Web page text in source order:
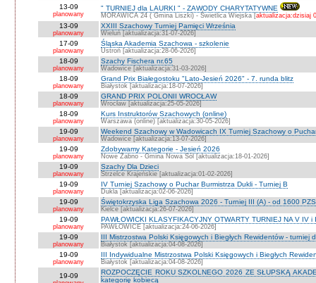
13-09
planowany
" TURNIEJ dla LAURKI " - ZAWODY CHARYTATYWNE
MORAWICA 24 ( Gmina Liszki) - Świetlica Wiejska [aktualizacja:dzisiaj
13-09
planowany
XXIII Szachowy Turniej Pamięci Września
Wieluń [aktualizacja:31-07-2026]
17-09
planowany
Śląska Akademia Szachowa - szkolenie
Ustroń [aktualizacja:28-06-2026]
18-09
planowany
Szachy Fischera nr.65
Wadowice [aktualizacja:31-03-2026]
18-09
planowany
Grand Prix Białegostoku "Lato-Jesień 2026" - 7. runda blitz
Białystok [aktualizacja:18-07-2026]
18-09
planowany
GRAND PRIX POLONII WROCŁAW
Wrocław [aktualizacja:25-05-2026]
18-09
planowany
Kurs Instruktorów Szachowych (online)
Warszawa (online) [aktualizacja:30-05-2026]
19-09
planowany
Weekend Szachowy w Wadowicach IX Turniej Szachowy o
Wadowice [aktualizacja:13-07-2026]
19-09
planowany
Zdobywamy Kategorie - Jesień 2026
Nowe Żabno - Gmina Nowa Sól [aktualizacja:18-01-2026]
19-09
planowany
Szachy Dla Dzieci
Strzelce Krajeńskie [aktualizacja:01-02-2026]
19-09
planowany
IV Turniej Szachowy o Puchar Burmistrza Dukli - Turniej B
Dukla [aktualizacja:02-06-2026]
19-09
planowany
Świętokrzyska Liga Szachowa 2026 - Turniej III (A) - od 1600
Kielce [aktualizacja:26-07-2026]
19-09
planowany
PAWŁOWICKI KLASYFIKACYJNY OTWARTY TURNIEJ NA V IV i
PAWŁOWICE [aktualizacja:24-06-2026]
19-09
planowany
III Mistrzostwa Polski Księgowych i Biegłych Rewidentów - turniej
Białystok [aktualizacja:04-08-2026]
19-09
planowany
III Indywidualne Mistrzostwa Polski Księgowych i Biegłych
Białystok [aktualizacja:04-08-2026]
19-09
ROZPOCZĘCIE ROKU SZKOLNEGO 2026 ZE SŁUPSKĄ
kategorię kobiecą